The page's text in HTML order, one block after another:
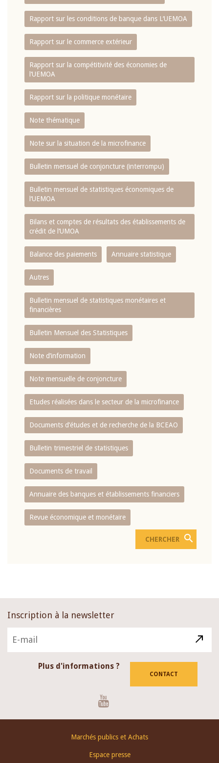
Rapport sur les conditions de banque dans L‘UEMOA
Rapport sur le commerce extérieur
Rapport sur la compétitivité des économies de
l‘UEMOA
Rapport sur la politique monétaire
Note thématique
Note sur la situation de la microfinance
Bulletin mensuel de conjoncture (interrompu)
Bulletin mensuel de statistiques économiques de
l‘UEMOA
Bilans et comptes de résultats des établissements de
crédit de l‘UMOA
Balance des paiements Annuaire statistique
Autres
Bulletin mensuel de statistiques monétaires et
financières
Bulletin Mensuel des Statistiques
Note d’information
Note mensuelle de conjoncture
Etudes réalisées dans le secteur de la microfinance
Documents d’études et de recherche de la BCEAO
Bulletin trimestriel de statistiques
Documents de travail
Annuaire des banques et établissements financiers
Revue économique et monétaire
Inscription à la newsletter
Plus d'informations ?
CONTACT
Marchés publics et Achats
Espace presse